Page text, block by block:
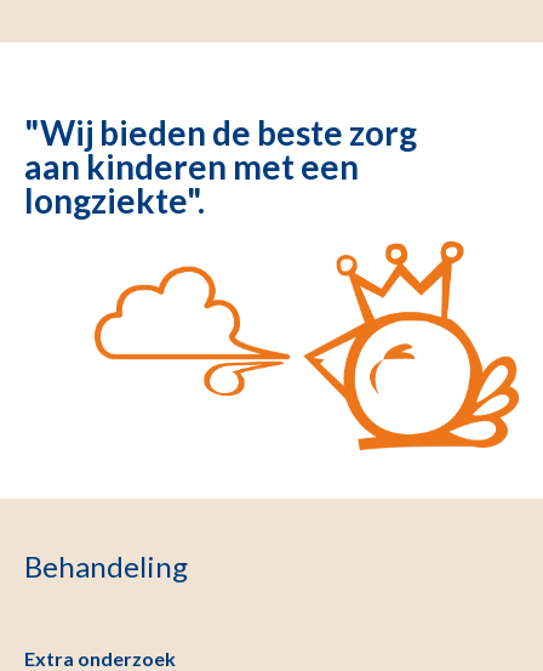
"Wij bieden de beste zorg
aan kinderen met een
longziekte".
Behandeling
Extra onderzoek